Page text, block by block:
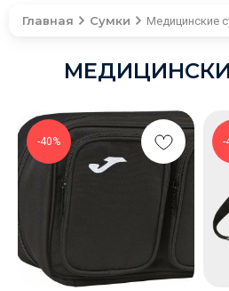
Главная Сумки Медицинские
-40% -